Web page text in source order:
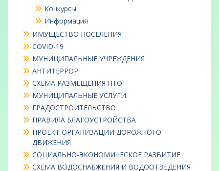
Конкурсы
Информация
ИМУЩЕСТВО ПОСЕЛЕНИЯ
COVID-19
МУНИЦИПАЛЬНЫЕ УЧРЕЖДЕНИЯ
АНТИТЕРРОР
СХЕМА РАЗМЕЩЕНИЯ НТО
МУНИЦИПАЛЬНЫЕ УСЛУГИ
ГРАДОСТРОИТЕЛЬСТВО
ПРАВИЛА БЛАГОУСТРОЙСТВА
ПРОЕКТ ОРГАНИЗАЦИИ ДОРОЖНОГО
ДВИЖЕНИЯ
СОЦИАЛЬНО-ЭКОНОМИЧЕСКОЕ РАЗВИТИЕ
СХЕМА ВОДОСНАБЖЕНИЯ И ВОДООТВЕДЕНИЯ